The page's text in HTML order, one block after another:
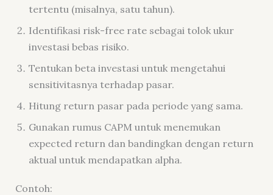
tertentu (misalnya, satu tahun).
Identifikasi risk-free rate sebagai tolok ukur
investasi bebas risiko.
Tentukan beta investasi untuk mengetahui
sensitivitasnya terhadap pasar.
Hitung return pasar pada periode yang sama.
Gunakan rumus CAPM untuk menemukan
expected return dan bandingkan dengan return
aktual untuk mendapatkan alpha.
Contoh: